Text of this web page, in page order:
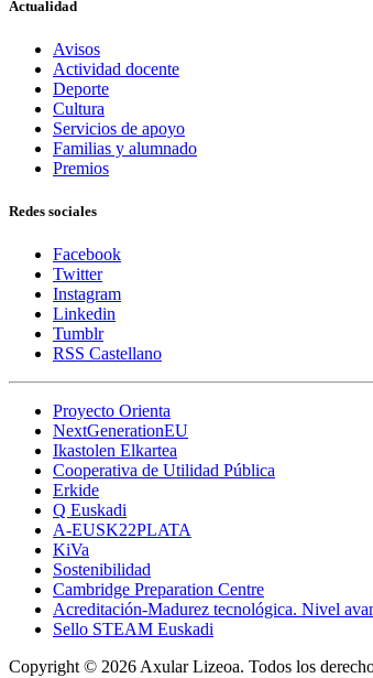
Actualidad
Avisos
Actividad docente
Deporte
Cultura
Servicios de apoyo
Familias y alumnado
Premios
Redes sociales
Facebook
Twitter
Instagram
Linkedin
Tumblr
RSS Castellano
Proyecto Orienta
NextGenerationEU
Ikastolen Elkartea
Cooperativa de Utilidad Pública
Erkide
Q Euskadi
A-EUSK22PLATA
KiVa
Sostenibilidad
Cambridge Preparation Centre
Acreditación-Madurez tecnológica. Nivel
Sello STEAM Euskadi
Copyright © 2026 Axular Lizeoa. Todos los